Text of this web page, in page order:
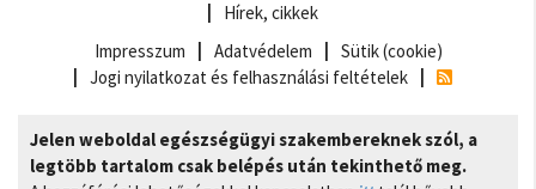
Hírek, cikkek
Impresszum
Adatvédelem
Sütik (cookie)
Jogi nyilatkozat és felhasználási feltételek
Jelen weboldal egészségügyi szakembereknek szól, a
legtöbb tartalom csak belépés után tekinthető meg.